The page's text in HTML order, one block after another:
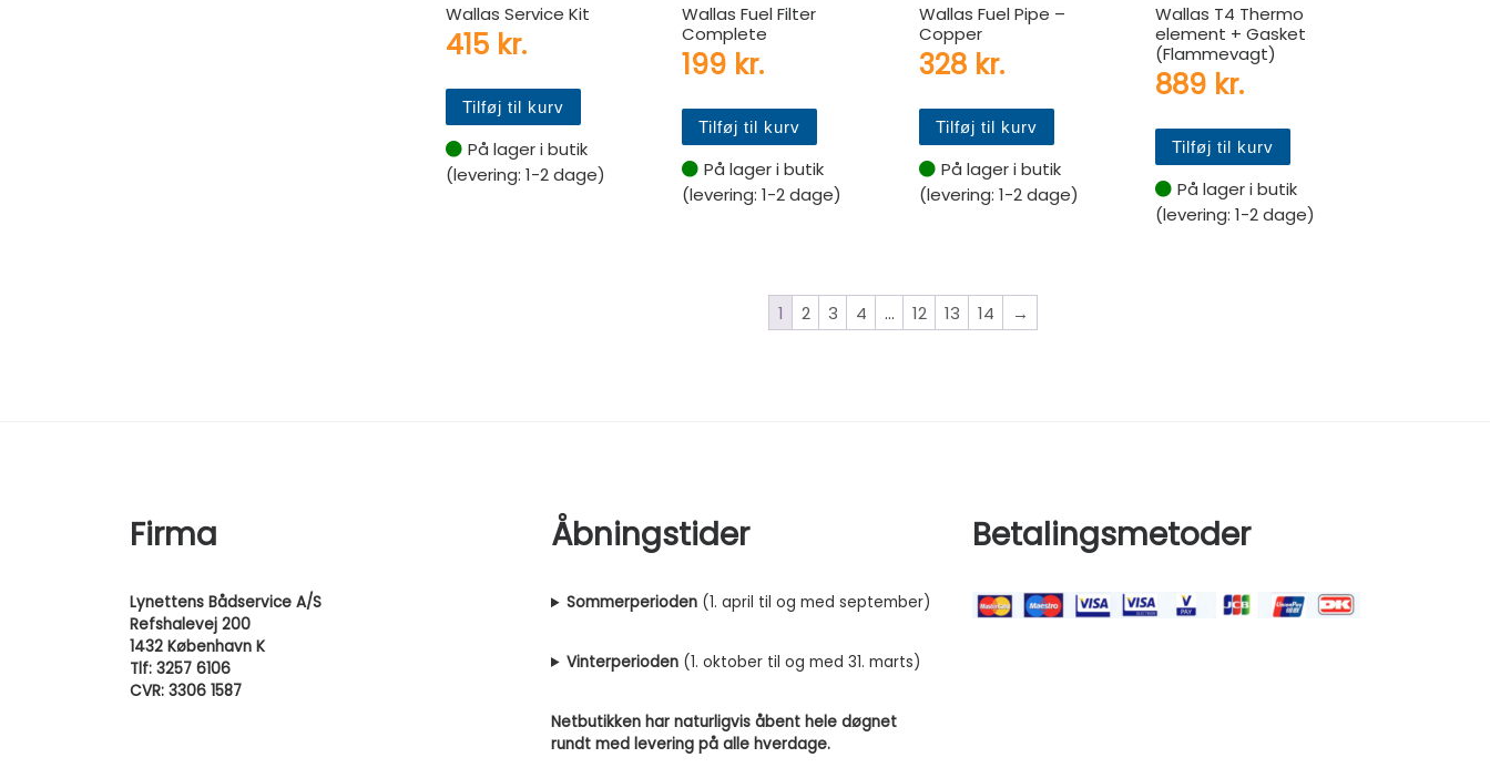
Wallas Service Kit
415 kr.
Tilføj til kurv
På lager i butik
(levering: 1-2 dage)
Wallas Fuel Filter
Complete
199 kr.
Tilføj til kurv
På lager i butik
(levering: 1-2 dage)
Wallas Fuel Pipe –
Copper
328 kr.
Tilføj til kurv
På lager i butik
(levering: 1-2 dage)
Wallas T4 Thermo
element + Gasket
(Flammevagt)
889 kr.
Tilføj til kurv
På lager i butik
(levering: 1-2 dage)
1 2 3 4 … 12 13 14 →
Firma
Lynettens Bådservice A/S
Refshalevej 200
1432 København K
Tlf: 3257 6106
CVR: 3306 1587
Åbningstider
Sommerperioden (1. april til og med september)
Vinterperioden (1. oktober til og med 31. marts)
Netbutikken har naturligvis åbent hele døgnet
rundt med levering på alle hverdage.
Betalingsmetoder